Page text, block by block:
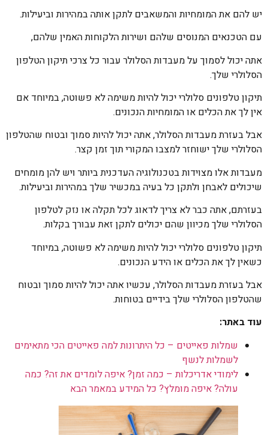
יש להם את המומחיות והמשאבים לתקן אותה במהירות וביעילות.
עם הטכנאים המנוסים שלהם ושירות הלקוחות האמין שלהם,
אתה יכול לסמוך על מעבדות הסלולר עבור כל צרכי תיקון הטלפון
הסלולרי שלך.
תיקון טלפונים סלולרי יכול להיות משימה לא פשוטה, במיוחד אם
אין לך את הכלים או המומחיות הנכונים.
אבל בעזרת מעבדות הסלולר, אתה יכול להיות סמוך ובטוח שהטלפון
הסלולרי שלך ישוחזר למצבו המקורי תוך זמן קצר.
מעבדות אלו מצוידות בטכנולוגיה העדכנית ביותר ויש להן מומחים
שיכולים לאבחן ולתקן כל בעיה במכשיר שלך במהירות וביעילות.
בעזרתם, אתה כבר לא צריך לדאוג לכל תקלה או נזק לטלפון
הסלולרי שלך מכיוון שהם יכולים לתקן זאת עבורך בקלות.
תיקון טלפונים סלולרי יכול להיות משימה לא פשוטה, במיוחד
כשאין לך את הכלים או הידע הנכונים.
אבל בעזרת מעבדות הסלולר, עכשיו אתה יכול להיות סמוך ובטוח
שהטלפון הסלולרי שלך בידיים בטוחות.
עוד באתר:
שמלות פאייטים – כל היתרונות למה פאייטים הכי מתאימים
לשמלות לנשף
לימודי אדריכלות – כמה זמן? איפה לומדים את זה? כמה
עולה? איפה מומלץ? כל המידע במאמר הבא